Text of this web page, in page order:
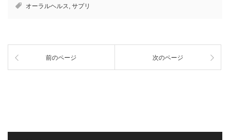
オーラルヘルス, サプリ
前のページ 次のページ